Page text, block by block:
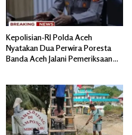
Kepolisian-RI Polda Aceh
Nyatakan Dua Perwira Poresta
Banda Aceh Jalani Pemeriksaan